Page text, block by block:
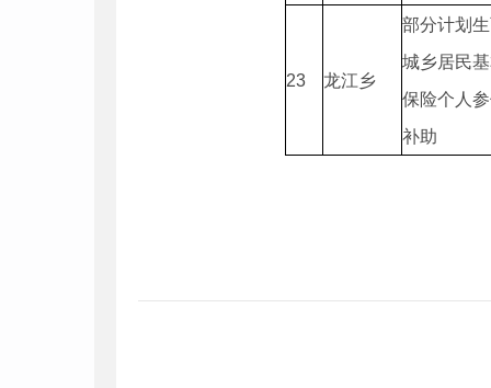
23 龙江乡
部分计划
城乡居民
保险个人
补助